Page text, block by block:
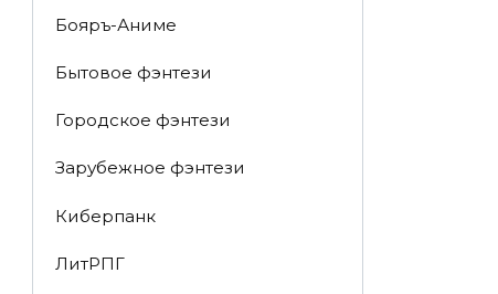
Бояръ-Аниме
Бытовое фэнтези
Городское фэнтези
Зарубежное фэнтези
Киберпанк
ЛитРПГ